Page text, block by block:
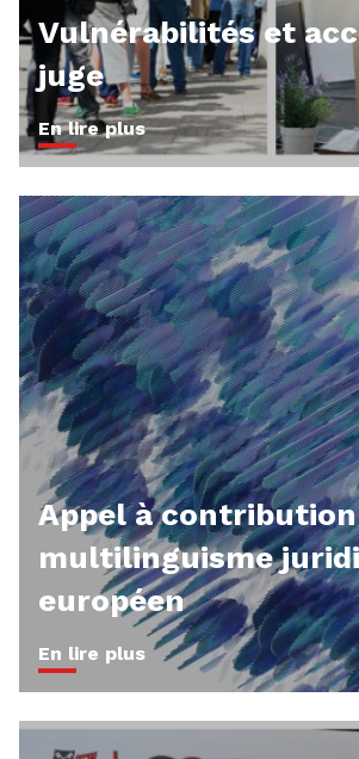
Vulnérabilités et
juge
En lire plus
Appel à contribution
multilinguisme
européen
En lire plus